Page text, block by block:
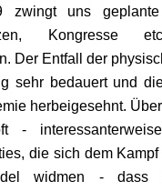
zwingt uns geplante
Kongresse
Der Entfall der
sehr bedauert und
herbeigesehnt.
-
die sich dem
widmen - dass